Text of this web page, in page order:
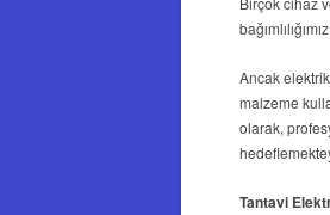
Ancak
malzeme
olarak,
Tantavi